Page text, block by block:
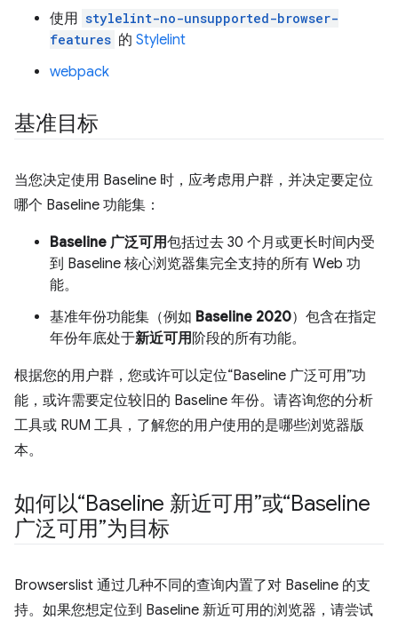
使用 stylelint-no-unsupported-browser-
features 的 Stylelint
webpack
基准目标
当您决定使用 Baseline 时，应考虑用户群，并决定要定位
哪个 Baseline 功能集：
Baseline 广泛可用包括过去 30 个月或更长时间内受
到 Baseline 核心浏览器集完全支持的所有 Web 功
能。
基准年份功能集（例如 Baseline 2020）包含在指定
年份年底处于新近可用阶段的所有功能。
根据您的用户群，您或许可以定位“Baseline 广泛可用”功
能，或许需要定位较旧的 Baseline 年份。请咨询您的分析
工具或 RUM 工具，了解您的用户使用的是哪些浏览器版
本。
如何以“Baseline 新近可用”或“Baseline
广泛可用”为目标
Browserslist 通过几种不同的查询内置了对 Baseline 的支
持。如果您想定位到 Baseline 新近可用的浏览器，请尝试